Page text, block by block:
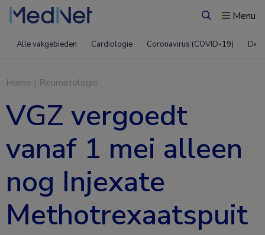
ZoekenMenu
Alle vakgebieden Cardiologie Coronavirus (COVID-19)
Home | Reumatologie
VGZ vergoedt
vanaf 1 mei alleen
nog Injexate
Methotrexaatspuit